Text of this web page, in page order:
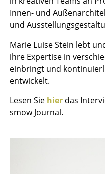
Bücherregale
Sideboards &
TV Möbel
Beistell- &
Barmöbel
Innen- und
und
Marie Luise Stein lebt
ihre Expertise in
einbringt und
entwickelt.
Lesen Sie hier das
smow Journal.